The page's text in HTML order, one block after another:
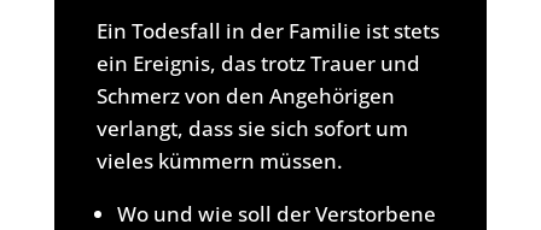
Ein Todesfall in der Familie ist stets
ein Ereignis, das trotz Trauer und
Schmerz von den Angehörigen
verlangt, dass sie sich sofort um
vieles kümmern müssen.
Wo und wie soll der Verstorbene